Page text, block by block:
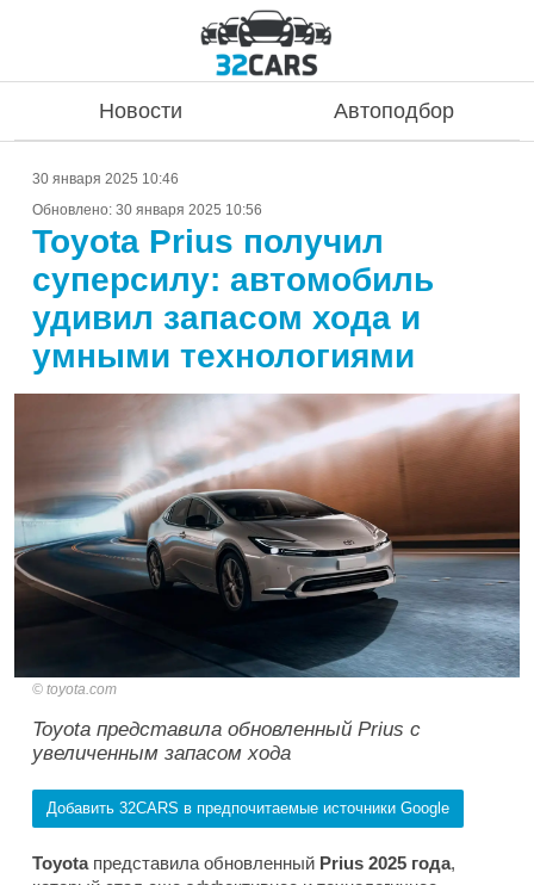
Новости Автоподбор
30 января 2025 10:46
Обновлено: 30 января 2025 10:56
Toyota Prius получил
суперсилу: автомобиль
удивил запасом хода и
умными технологиями
toyota.com
Toyota представила обновленный Prius с
увеличенным запасом хода
Добавить 32CARS в предпочитаемые источники Google
Toyotaпредставила обновленный Prius 2025 года,